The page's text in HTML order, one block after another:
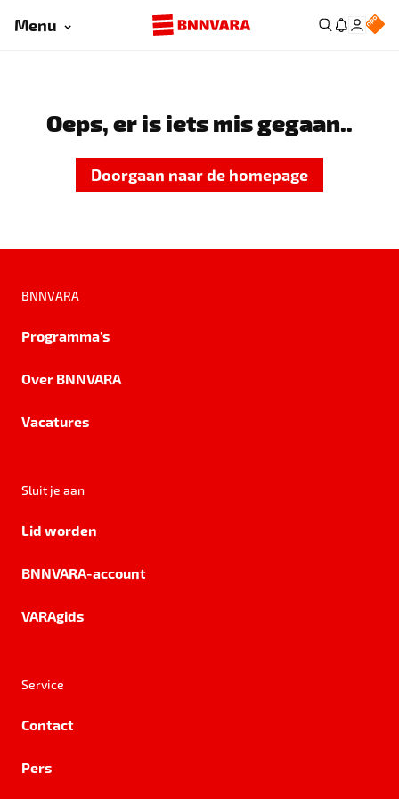
Menu
Oeps, er is iets mis gegaan..
Doorgaan naar de homepage
BNNVARA
Programma's
Over BNNVARA
Vacatures
Sluit je aan
Lid worden
BNNVARA-account
VARAgids
Service
Contact
Pers